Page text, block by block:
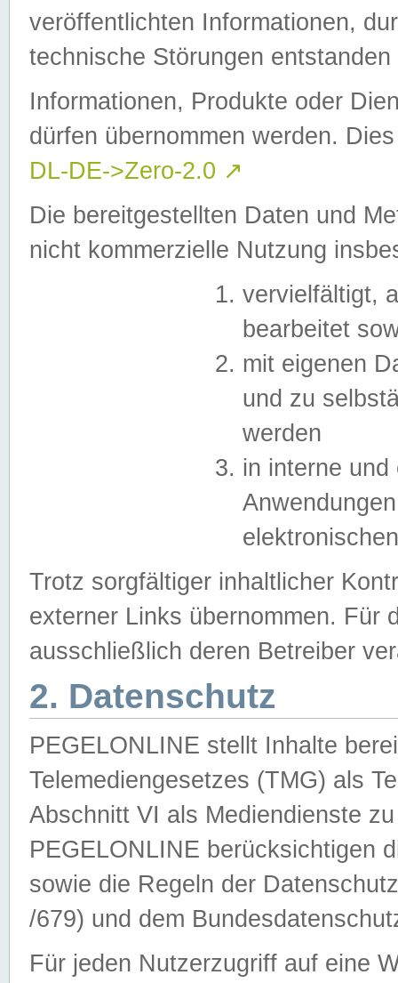
veröffentlichten Informationen,
technische Störungen
Informationen, Produkte oder
dürfen übernommen werden.
DL-DE->Zero-2.0 ↗
Die bereitgestellten Daten und
nicht kommerzielle Nutzung
vervielfältigt,
bearbeitet
mit eigenen
und zu
werden
in interne
Trotz sorgfältiger inhaltlicher
externer Links übernommen. Für
ausschließlich deren Betreiber
2. Datenschutz
PEGELONLINE stellt Inhalte
Telemediengesetzes (TMG) als
Abschnitt VI als Mediendienste
PEGELONLINE berücksichtigen
sowie die Regeln der
/679) und dem
Für jeden Nutzerzugriff auf eine